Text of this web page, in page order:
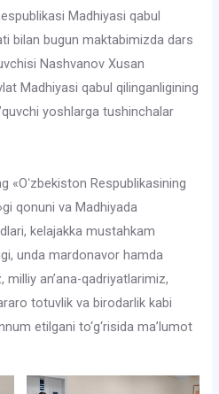
Madhiyasi qabul
bilan bugun maktabimizda dars
Nashvanov Xusan
Madhiyasi qabul qilinganligining
yoshlarga tushinchalar
«Oʻzbekiston Respublikasining
qonuni va Madhiyada
kelajakka mustahkam
unda mardonavor hamda
an’ana-qadriyatlarimiz,
totuvlik va birodarlik kabi
etilgani to‘g‘risida ma’lumot